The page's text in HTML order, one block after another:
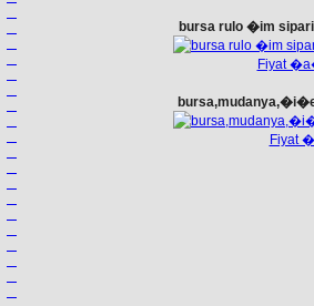
bursa rulo �im
Fiyat
Fiyat